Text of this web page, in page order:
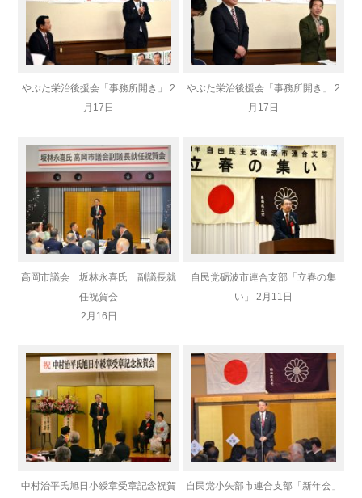
やぶた栄治後援会「事務所開き」 2
月17日
やぶた栄治後援会「事務所開き」 2
月17日
高岡市議会 坂林永喜氏 副議長就
任祝賀会
2月16日
自民党砺波市連合支部「立春の集
い」 2月11日
中村治平氏旭日小綬章受章記念祝賀
自民党小矢部市連合支部「新年会」